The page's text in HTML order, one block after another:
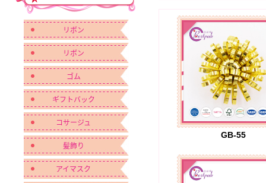
リボン
リボン
ゴム
ギフトバック
コサージュ
髪飾り
アイマスク
GB-55